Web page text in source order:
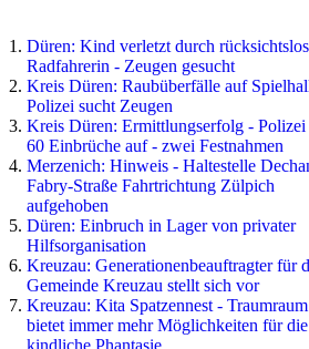
Düren: Kind verletzt durch
Radfahrerin - Zeugen gesucht
Kreis Düren: Raubüberfälle auf
Polizei sucht Zeugen
Kreis Düren: Ermittlungserfolg -
60 Einbrüche auf - zwei Festnahmen
Merzenich: Hinweis - Haltestelle
Fabry-Straße Fahrtrichtung Zülpich
aufgehoben
Düren: Einbruch in Lager von privater
Hilfsorganisation
Kreuzau: Generationenbeauftragter für
Gemeinde Kreuzau stellt sich vor
Kreuzau: Kita Spatzennest - Traumraum
bietet immer mehr Möglichkeiten für die
kindliche Phantasie